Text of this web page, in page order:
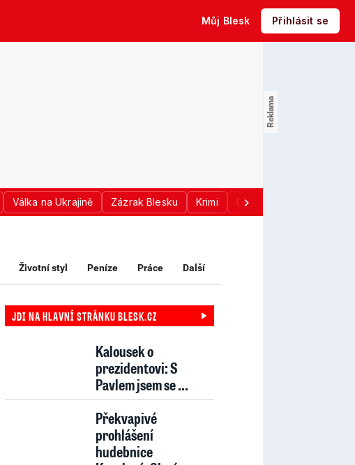
Můj Blesk Přihlásit se
Válka na Ukrajině Zázrak Blesku Krimi Donald Trump
Životní styl Peníze Práce Další
JDI NA HLAVNÍ STRÁNKU BLESK.CZ
Kalousek o
prezidentovi: S
Pavlem jsem se ...
Překvapivé
prohlášení
hudebnice